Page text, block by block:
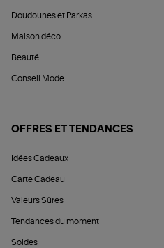
Doudounes et Parkas
Maison déco
Beauté
Conseil Mode
OFFRES ET TENDANCES
Idées Cadeaux
Carte Cadeau
Valeurs Sûres
Tendances du moment
Soldes